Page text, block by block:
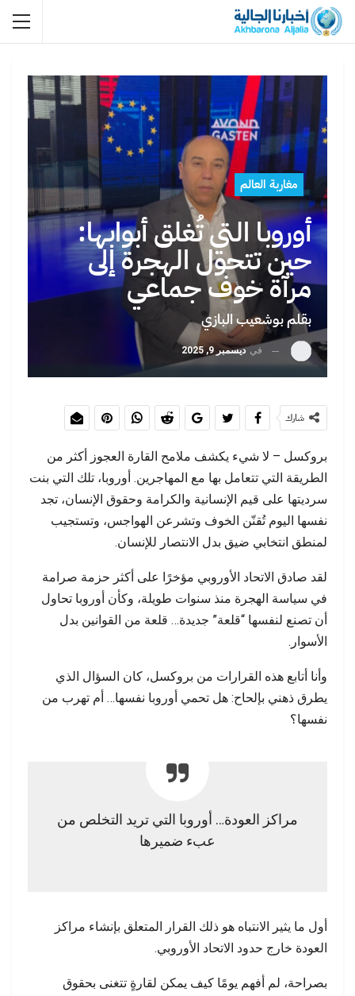
مغاربة العالم
أوروبا التي تُغلق أبوابها:
حين تتحول الهجرة إلى
مرآة خوف جماعي
بقلم بوشعيب البازي
فيديسمبر 9, 2025
شارك
بروكسل – لا شيء يكشف ملامح القارة العجوز أكثر من
الطريقة التي تتعامل بها مع المهاجرين. أوروبا، تلك التي بنت
سرديتها على قيم الإنسانية والكرامة وحقوق الإنسان، تجد
نفسها اليوم تُقنّن الخوف وتشرعن الهواجس، وتستجيب
لمنطق انتخابي ضيق بدل الانتصار للإنسان.
لقد صادق الاتحاد الأوروبي مؤخرًا على أكثر حزمة صرامة
في سياسة الهجرة منذ سنوات طويلة، وكأن أوروبا تحاول
أن تصنع لنفسها “قلعة” جديدة… قلعة من القوانين بدل
الأسوار.
وأنا أتابع هذه القرارات من بروكسل، كان السؤال الذي
يطرق ذهني بإلحاح: هل تحمي أوروبا نفسها… أم تهرب من
نفسها؟
مراكز العودة… أوروبا التي تريد التخلص من
عبء ضميرها
أول ما يثير الانتباه هو ذلك القرار المتعلق بإنشاء مراكز
العودة خارج حدود الاتحاد الأوروبي.
بصراحة، لم أفهم يومًا كيف يمكن لقارةٍ تتغنى بحقوق